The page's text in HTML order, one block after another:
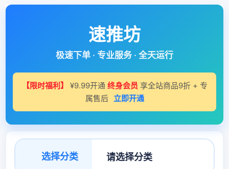
速推坊
极速下单 · 专业服务 · 全天运行
【限时福利】 ¥9.99开通 终身会员 享全站商品9折 + 专
属售后 立即开通
选择分类